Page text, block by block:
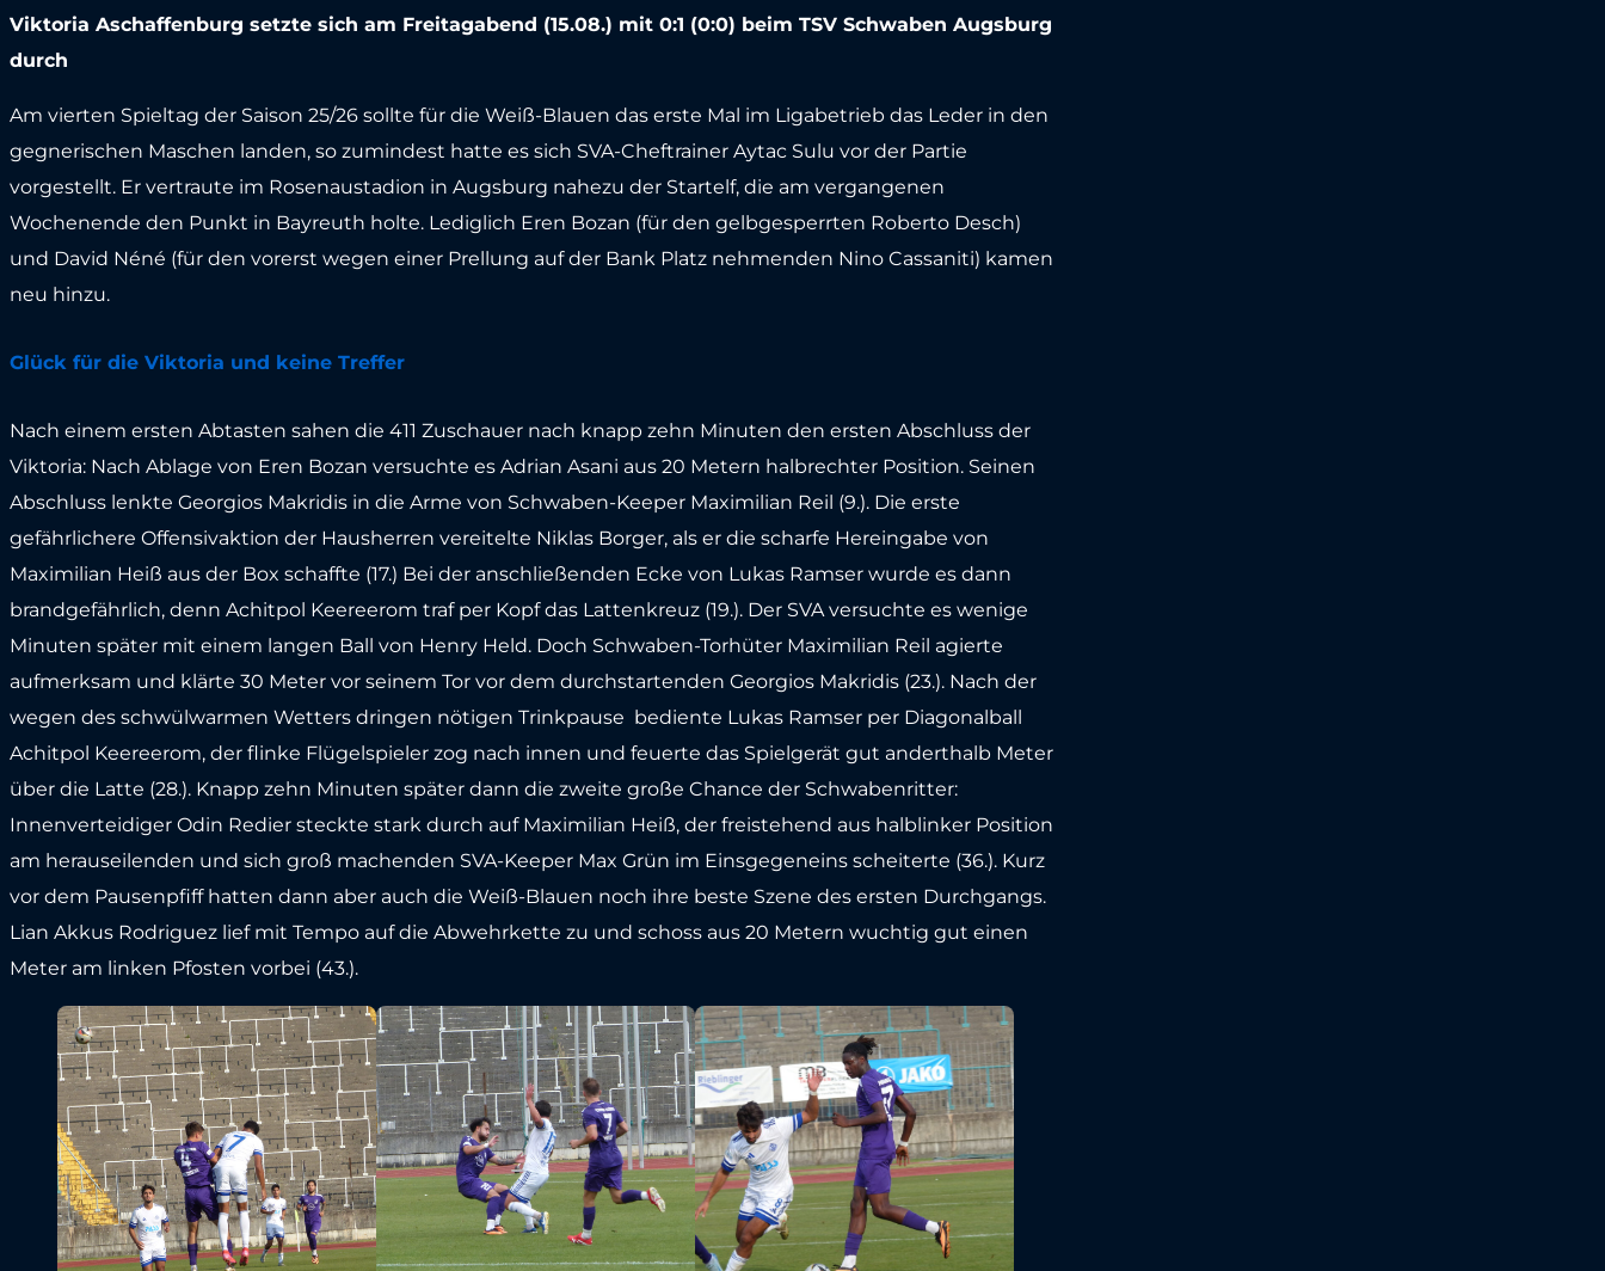
Viktoria Aschaffenburg setzte sich am Freitagabend (15.08.) mit 0:1 (0:0) beim TSV Schwaben Augsburg
durch
Am vierten Spieltag der Saison 25/26 sollte für die Weiß-Blauen das erste Mal im Ligabetrieb das Leder in den
gegnerischen Maschen landen, so zumindest hatte es sich SVA-Cheftrainer Aytac Sulu vor der Partie
vorgestellt. Er vertraute im Rosenaustadion in Augsburg nahezu der Startelf, die am vergangenen
Wochenende den Punkt in Bayreuth holte. Lediglich Eren Bozan (für den gelbgesperrten Roberto Desch)
und David Néné (für den vorerst wegen einer Prellung auf der Bank Platz nehmenden Nino Cassaniti) kamen
neu hinzu.
Glück für die Viktoria und keine Treffer
Nach einem ersten Abtasten sahen die 411 Zuschauer nach knapp zehn Minuten den ersten Abschluss der
Viktoria: Nach Ablage von Eren Bozan versuchte es Adrian Asani aus 20 Metern halbrechter Position. Seinen
Abschluss lenkte Georgios Makridis in die Arme von Schwaben-Keeper Maximilian Reil (9.). Die erste
gefährlichere Offensivaktion der Hausherren vereitelte Niklas Borger, als er die scharfe Hereingabe von
Maximilian Heiß aus der Box schaffte (17.) Bei der anschließenden Ecke von Lukas Ramser wurde es dann
brandgefährlich, denn Achitpol Keereerom traf per Kopf das Lattenkreuz (19.). Der SVA versuchte es wenige
Minuten später mit einem langen Ball von Henry Held. Doch Schwaben-Torhüter Maximilian Reil agierte
aufmerksam und klärte 30 Meter vor seinem Tor vor dem durchstartenden Georgios Makridis (23.). Nach der
wegen des schwülwarmen Wetters dringen nötigen Trinkpause bediente Lukas Ramser per Diagonalball
Achitpol Keereerom, der flinke Flügelspieler zog nach innen und feuerte das Spielgerät gut anderthalb Meter
über die Latte (28.). Knapp zehn Minuten später dann die zweite große Chance der Schwabenritter:
Innenverteidiger Odin Redier steckte stark durch auf Maximilian Heiß, der freistehend aus halblinker Position
am herauseilenden und sich groß machenden SVA-Keeper Max Grün im Einsgegeneins scheiterte (36.). Kurz
vor dem Pausenpfiff hatten dann aber auch die Weiß-Blauen noch ihre beste Szene des ersten Durchgangs.
Lian Akkus Rodriguez lief mit Tempo auf die Abwehrkette zu und schoss aus 20 Metern wuchtig gut einen
Meter am linken Pfosten vorbei (43.).